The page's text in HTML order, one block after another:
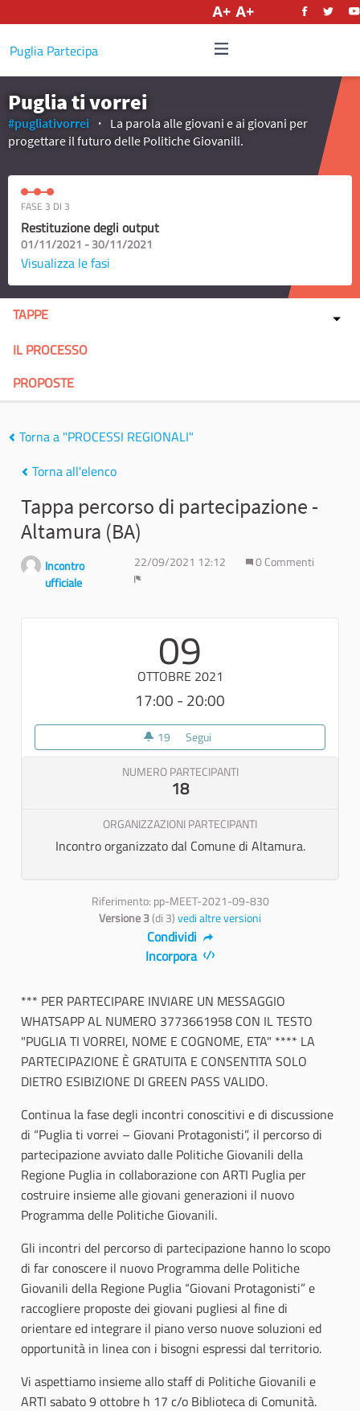
Puglia Partecipa
Puglia ti vorrei
#pugliativorrei
La parola alle giovani e ai giovani per
progettare il futuro delle Politiche Giovanili.
FASE 3 DI 3
Restituzione degli output
01/11/2021 - 30/11/2021
Visualizza le fasi
TAPPE
IL PROCESSO
PROPOSTE
Torna a "PROCESSI REGIONALI"
Torna all'elenco
Tappa percorso di partecipazione -
Altamura (BA)
Incontro
ufficiale
22/09/2021 12:12
0 Commenti
09
OTTOBRE 2021
17:00 - 20:00
19 19 sostenitori
Segui
NUMERO PARTECIPANTI
18
ORGANIZZAZIONI PARTECIPANTI
Incontro organizzato dal Comune di Altamura.
Riferimento: pp-MEET-2021-09-830
Versione 3(di 3)vedi altre versioni
Condividi
Incorpora
*** PER PARTECIPARE INVIARE UN MESSAGGIO
WHATSAPP AL NUMERO 3773661958 CON IL TESTO
"PUGLIA TI VORREI, NOME E COGNOME, ETA" **** LA
PARTECIPAZIONE È GRATUITA E CONSENTITA SOLO
DIETRO ESIBIZIONE DI GREEN PASS VALIDO.
Continua la fase degli incontri conoscitivi e di discussione
di “Puglia ti vorrei – Giovani Protagonisti”, il percorso di
partecipazione avviato dalle Politiche Giovanili della
Regione Puglia in collaborazione con ARTI Puglia per
costruire insieme alle giovani generazioni il nuovo
Programma delle Politiche Giovanili.
Gli incontri del percorso di partecipazione hanno lo scopo
di far conoscere il nuovo Programma delle Politiche
Giovanili della Regione Puglia “Giovani Protagonisti” e
raccogliere proposte dei giovani pugliesi al fine di
orientare ed integrare il piano verso nuove soluzioni ed
opportunità in linea con i bisogni espressi dal territorio.
Vi aspettiamo insieme allo staff di Politiche Giovanili e
ARTI sabato 9 ottobre h 17 c/o Biblioteca di Comunità.